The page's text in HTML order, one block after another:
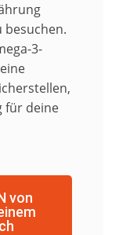
besuchen.
3-
für deine
von